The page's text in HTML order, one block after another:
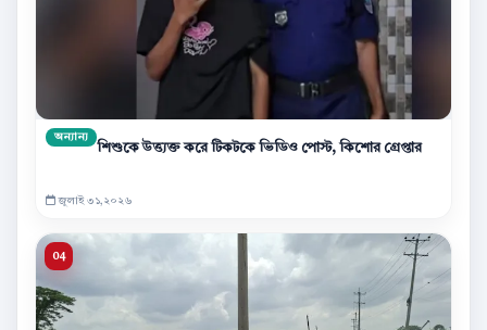
অন্যান্য
শিশুকে উত্ত্যক্ত করে টিকটকে ভিডিও পোস্ট, কিশোর গ্রেপ্তার
জুলাই ৩১,২০২৬